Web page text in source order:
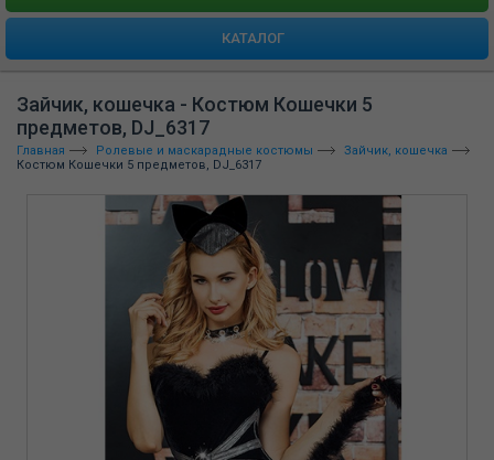
КАТАЛОГ
Зайчик, кошечка - Костюм Кошечки 5
предметов, DJ_6317
Главная Ролевые и маскарадные костюмы
Зайчик, кошечка
Костюм Кошечки 5 предметов, DJ_6317